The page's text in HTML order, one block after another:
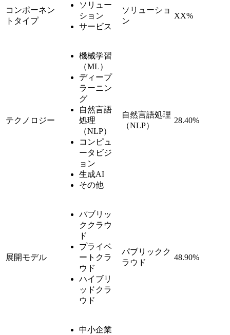
コンポーネン
トタイプ
ソリュー
ション
サービス
ソリューショ
ン
XX%
テクノロジー
機械学習
（ML）
ディープ
ラーニン
グ
自然言語
処理
（NLP）
コンピュ
ータビジ
ョン
生成AI
その他
自然言語処理
（NLP）
28.40%
展開モデル
パブリッ
ククラウ
ド
プライベ
ートクラ
ウド
ハイブリ
ッドクラ
ウド
パブリックク
ラウド
48.90%
中小企業